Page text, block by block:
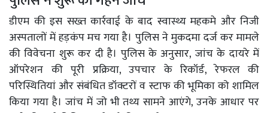
डीएम की इस सख्त कार्रवाई के बाद स्वास्थ्य महकमे और निजी
अस्पतालों में हड़कंप मच गया है। पुलिस ने मुकदमा दर्ज कर मामले
की विवेचना शुरू कर दी है। पुलिस के अनुसार, जांच के दायरे में
ऑपरेशन की पूरी प्रक्रिया, उपचार के रिकॉर्ड, रेफरल की
परिस्थितियां और संबंधित डॉक्टरों व स्टाफ की भूमिका को शामिल
किया गया है। जांच में जो भी तथ्य सामने आएंगे, उनके आधार पर